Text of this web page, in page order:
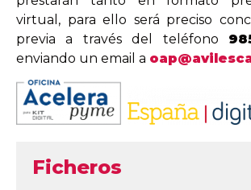
virtual, para ello será preciso
previa a través del teléfono
enviando un email a
Ficheros